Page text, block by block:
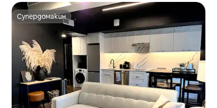
Супердомакин
Супердомакин